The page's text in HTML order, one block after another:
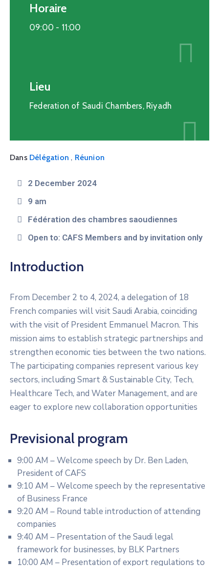
Horaire
09:00 - 11:00
Lieu
Federation of Saudi Chambers, Riyadh
Dans Délégation , Réunion
2 December 2024
9 am
Fédération des chambres saoudiennes
Open to: CAFS Members and by invitation only
Introduction
From December 2 to 4, 2024, a delegation of 18
French companies will visit Saudi Arabia, coinciding
with the visit of President Emmanuel Macron. This
mission aims to establish strategic partnerships and
strengthen economic ties between the two nations.
The participating companies represent various key
sectors, including Smart & Sustainable City, Tech,
Healthcare Tech, and Water Management, and are
eager to explore new collaboration opportunities
Previsional program
9:00 AM – Welcome speech by Dr. Ben Laden,
President of CAFS
9:10 AM – Welcome speech by the representative
of Business France
9:20 AM – Round table introduction of attending
companies
9:40 AM – Presentation of the Saudi legal
framework for businesses, by BLK Partners
10:00 AM – Presentation of export regulations to